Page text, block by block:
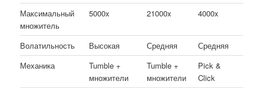
Максимальный
множитель
5000x 21000x 4000x
Волатильность Высокая Средняя
Средняя
Механика
Tumble +
множители
Tumble +
множители
Pick &
Click